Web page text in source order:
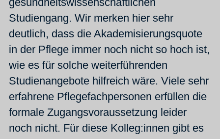
Studiengang. Wir merken hier sehr
deutlich, dass die Akademisierungsquote
in der Pflege immer noch nicht so hoch ist,
wie es für solche weiterführenden
Studienangebote hilfreich wäre. Viele sehr
erfahrene Pflegefachpersonen erfüllen die
formale Zugangsvoraussetzung leider
noch nicht. Für diese Kolleg:innen gibt es